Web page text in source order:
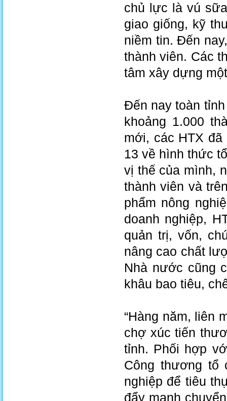
chủ lực là vú
giao giống, kỹ
niềm tin. Đến
thành viên. Các
tâm xây dựng
Đến nay toàn
khoảng 1.000
mới, các HTX
13 về hình thức
vị thế của mình,
thành viên và
phẩm nông
doanh nghiệp,
quản trị, vốn,
nâng cao chất
Nhà nước cũng
khâu bao tiêu,
“Hàng năm, liên
chợ xúc tiến
tỉnh. Phối hợp
Công thương tổ
nghiệp để tiêu
đẩy mạnh